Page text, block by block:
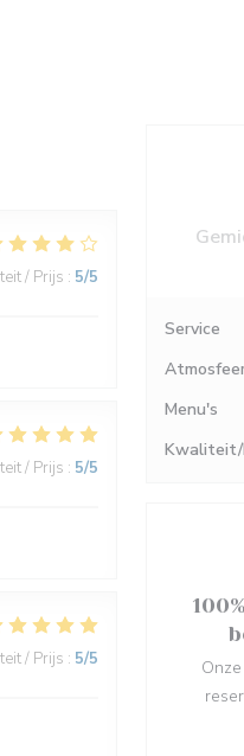
/ Prijs : 5/5
/ Prijs : 5/5
/ Prijs : 5/5
Service
Menu's
Kwaliteit/